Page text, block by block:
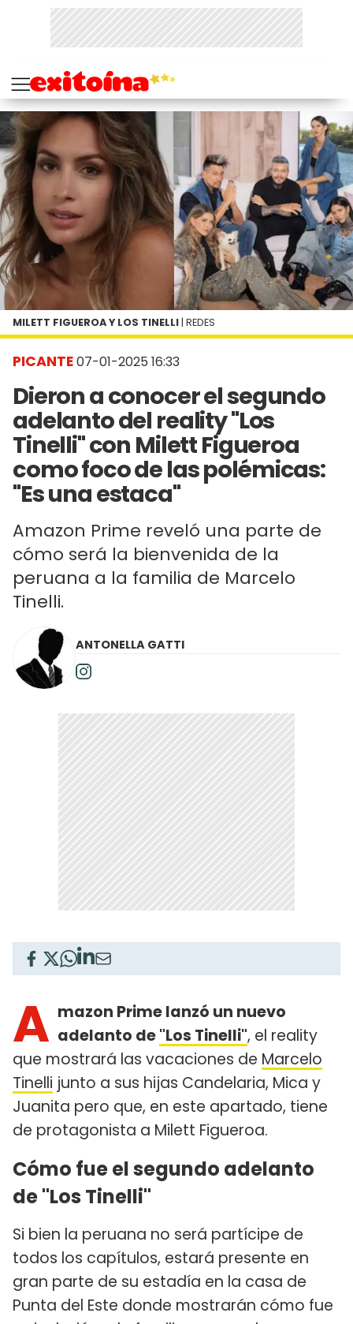
PICANTE07-01-2025 16:33
Dieron a conocer el segundo
adelanto del reality "Los
Tinelli" con Milett Figueroa
como foco de las polémicas:
"Es una estaca"
Amazon Prime reveló una parte de
cómo será la bienvenida de la
peruana a la familia de Marcelo
Tinelli.
MILETT FIGUEROA Y LOS TINELLI | REDES
ANTONELLA GATTI
A mazon Prime lanzó un nuevo
adelanto de"Los Tinelli", el reality
que mostrará las vacaciones de Marcelo
Tinelli junto a sus hijas Candelaria, Mica y
Juanita pero que, en este apartado, tiene
de protagonista a Milett Figueroa.
Cómo fue el segundo adelanto
de "Los Tinelli"
Si bien la peruana no será partícipe de
todos los capítulos, estará presente en
gran parte de su estadía en la casa de
Punta del Este donde mostrarán cómo fue